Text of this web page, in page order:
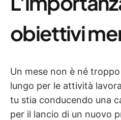
obiettivi
Un mese non è né
lungo per le attività
tu stia conducendo una
per il lancio di un nuovo